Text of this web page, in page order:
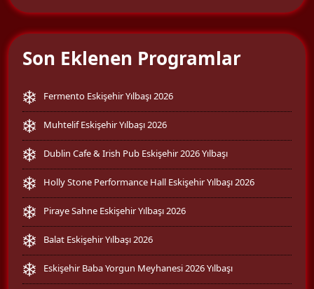
Son Eklenen Programlar
Fermento Eskişehir Yılbaşı 2026
Muhtelif Eskişehir Yılbaşı 2026
Dublin Cafe & Irish Pub Eskişehir 2026 Yılbaşı
Holly Stone Performance Hall Eskişehir Yılbaşı 2026
Piraye Sahne Eskişehir Yılbaşı 2026
Balat Eskişehir Yılbaşı 2026
Eskişehir Baba Yorgun Meyhanesi 2026 Yılbaşı